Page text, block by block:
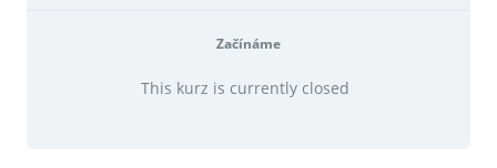
Začínáme
This kurz is currently closed